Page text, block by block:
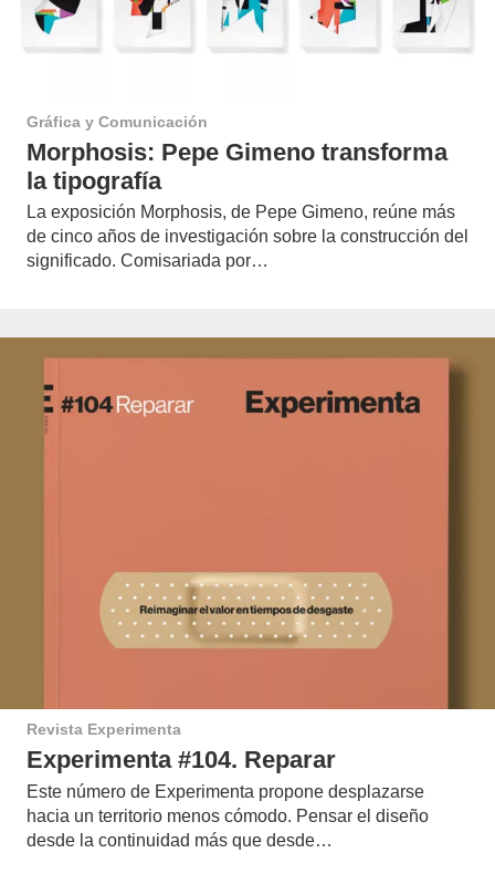
Gráfica y Comunicación
Morphosis: Pepe Gimeno transforma
la tipografía
La exposición Morphosis, de Pepe Gimeno, reúne más
de cinco años de investigación sobre la construcción del
significado. Comisariada por…
Revista Experimenta
Experimenta #104. Reparar
Este número de Experimenta propone desplazarse
hacia un territorio menos cómodo. Pensar el diseño
desde la continuidad más que desde…